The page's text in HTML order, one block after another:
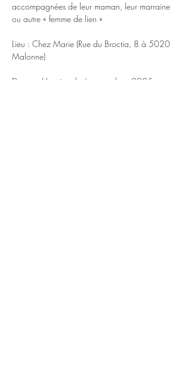
accompagnées de leur maman, leur marraine
ou autre « femme de lien »
Lieu : Chez Marie (Rue du Broctia, 8 à 5020
Malonne)
Dates et Horaire : le 6 septembre  2025